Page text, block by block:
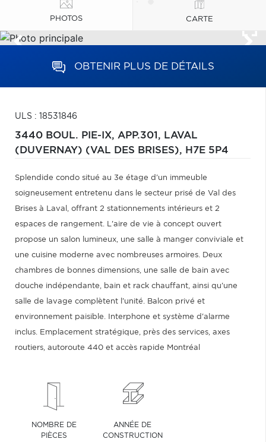
PHOTOS CARTE
OBTENIR PLUS DE DÉTAILS
ULS : 18531846
3440 BOUL. PIE-IX, APP.301, LAVAL
(DUVERNAY) (VAL DES BRISES), H7E 5P4
Splendide condo situé au 3e étage d'un immeuble
soigneusement entretenu dans le secteur prisé de Val des
Brises à Laval, offrant 2 stationnements intérieurs et 2
espaces de rangement. L'aire de vie à concept ouvert
propose un salon lumineux, une salle à manger conviviale et
une cuisine moderne avec nombreuses armoires. Deux
chambres de bonnes dimensions, une salle de bain avec
douche indépendante, bain et rack chauffant, ainsi qu'une
salle de lavage complètent l'unité. Balcon privé et
environnement paisible. Interphone et système d'alarme
inclus. Emplacement stratégique, près des services, axes
routiers, autoroute 440 et accès rapide Montréal
NOMBRE DE
PIÈCES
ANNÉE DE
CONSTRUCTION